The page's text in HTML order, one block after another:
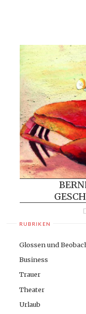
RUBRIKEN
Glossen und
Business
Trauer
Theater
Urlaub